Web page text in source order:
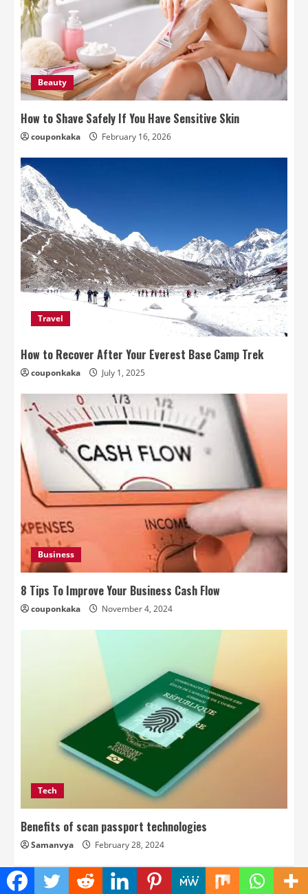
Beauty
How to Shave Safely If You Have Sensitive Skin
couponkaka February 16, 2026
Travel
How to Recover After Your Everest Base Camp Trek
couponkaka July 1, 2025
Business
8 Tips To Improve Your Business Cash Flow
couponkaka November 4, 2024
Tech
Benefits of scan passport technologies
Samanvya February 28, 2024